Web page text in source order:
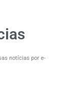
notícias por e-